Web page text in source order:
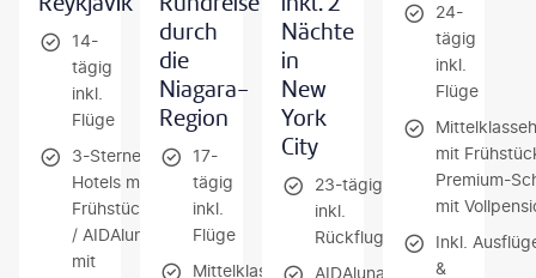
14-
tägig
inkl.
Flüge
3-Sterne-
Hotels mit
Frühstück
/ AIDAluna
mit
durch
die
Niagara-
Region
17-
tägig
inkl.
Flüge
Mittelklassehotels
Nächte
in
New
York
City
23-tägig
inkl.
Rückflug
AIDAluna
24-
tägig
inkl.
Flüge
mit
Premium-
mit
Inkl.
&